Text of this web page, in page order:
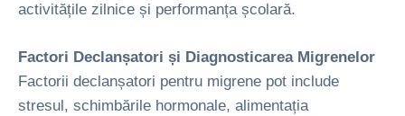
activitățile zilnice și performanța școlară.
Factori Declanșatori și Diagnosticarea Migrenelor
Factorii declanșatori pentru migrene pot include
stresul, schimbările hormonale, alimentația